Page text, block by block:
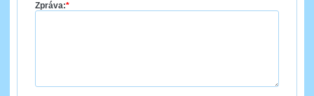
Zpráva:*